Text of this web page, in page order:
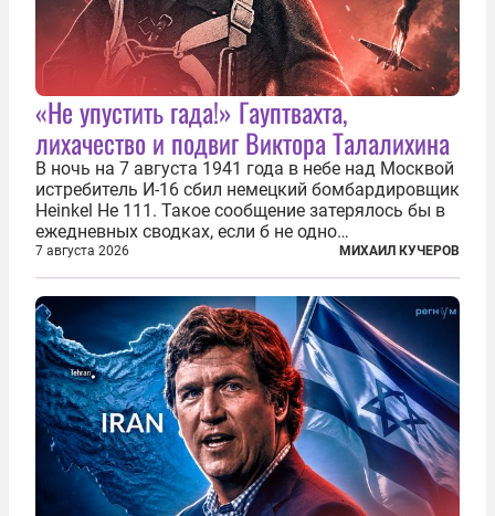
«Не упустить гада!» Гауптвахта,
лихачество и подвиг Виктора Талалихина
В ночь на 7 августа 1941 года в небе над Москвой
истребитель И-16 сбил немецкий бомбардировщик
Heinkel He 111. Такое сообщение затерялось бы в
ежедневных сводках, если б не одно
обстоятельство. Это был один из первых в
истории отечественной авиации ночных таранов.
У пилота — младшего лейтенанта...
7 августа 2026 МИХАИЛ КУЧЕРОВ